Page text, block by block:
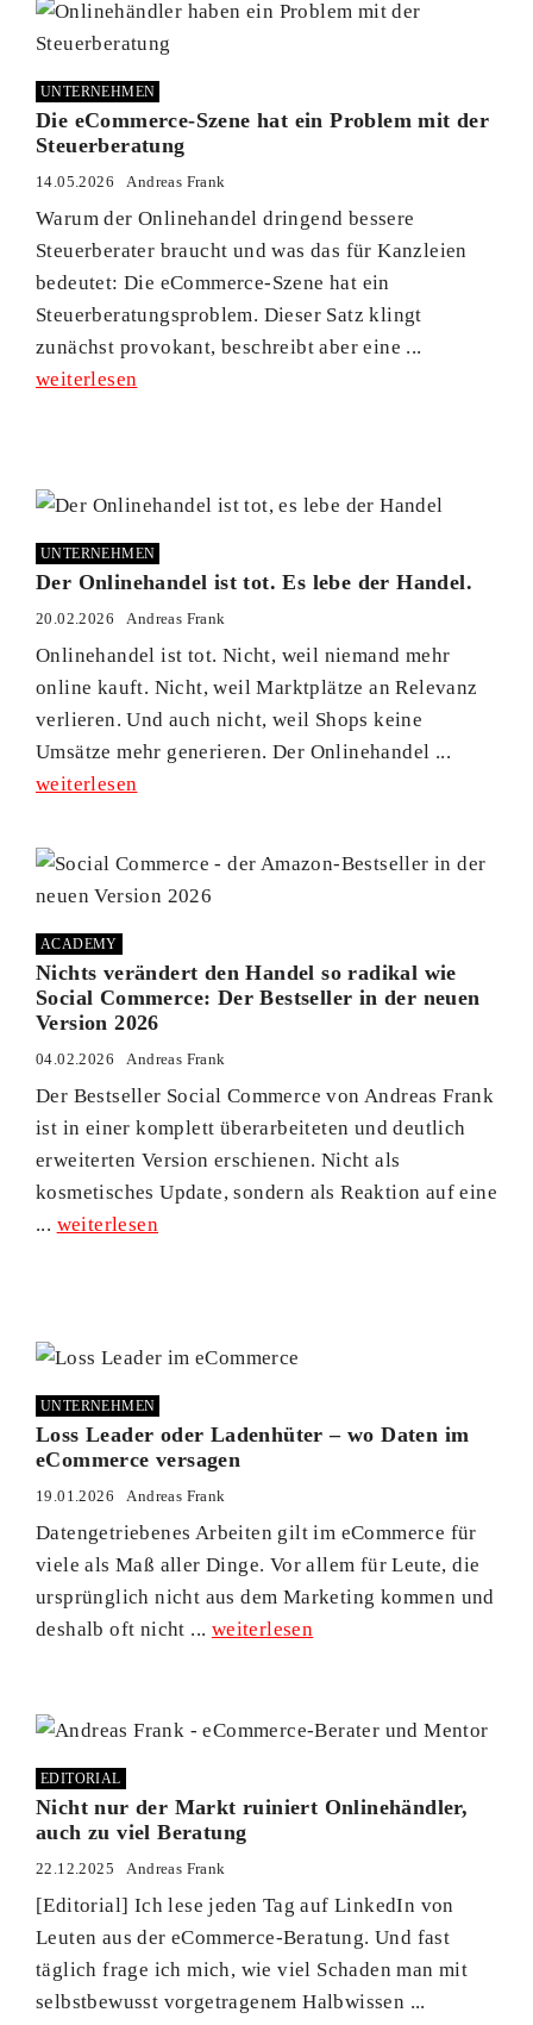
UNTERNEHMEN
Die eCommerce-Szene hat ein Problem mit der
Steuerberatung
14.05.2026 Andreas Frank
Warum der Onlinehandel dringend bessere
Steuerberater braucht und was das für Kanzleien
bedeutet: Die eCommerce-Szene hat ein
Steuerberatungsproblem. Dieser Satz klingt
zunächst provokant, beschreibt aber eine ...
weiterlesen
UNTERNEHMEN
Der Onlinehandel ist tot. Es lebe der Handel.
20.02.2026 Andreas Frank
Onlinehandel ist tot. Nicht, weil niemand mehr
online kauft. Nicht, weil Marktplätze an Relevanz
verlieren. Und auch nicht, weil Shops keine
Umsätze mehr generieren. Der Onlinehandel ...
weiterlesen
ACADEMY
Nichts verändert den Handel so radikal wie
Social Commerce: Der Bestseller in der neuen
Version 2026
04.02.2026 Andreas Frank
Der Bestseller Social Commerce von Andreas Frank
ist in einer komplett überarbeiteten und deutlich
erweiterten Version erschienen. Nicht als
kosmetisches Update, sondern als Reaktion auf eine
... weiterlesen
UNTERNEHMEN
Loss Leader oder Ladenhüter – wo Daten im
eCommerce versagen
19.01.2026 Andreas Frank
Datengetriebenes Arbeiten gilt im eCommerce für
viele als Maß aller Dinge. Vor allem für Leute, die
ursprünglich nicht aus dem Marketing kommen und
deshalb oft nicht ... weiterlesen
EDITORIAL
Nicht nur der Markt ruiniert Onlinehändler,
auch zu viel Beratung
22.12.2025 Andreas Frank
[Editorial] Ich lese jeden Tag auf LinkedIn von
Leuten aus der eCommerce-Beratung. Und fast
täglich frage ich mich, wie viel Schaden man mit
selbstbewusst vorgetragenem Halbwissen ...